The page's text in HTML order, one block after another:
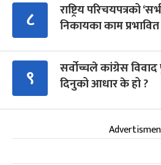
८
राष्ट्रिय परिचयपत्रको
निकायका काम प्रभावित
९
सर्वोच्चले कांग्रेस
दिनुको आधार के हो ?